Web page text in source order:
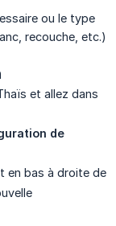
ou le type
recouche, etc.)
et allez dans
de
en bas à droite de